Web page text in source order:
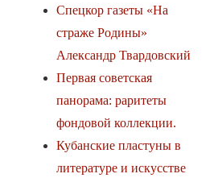
Спецкор газеты «На
страже Родины»
Александр Твардовский
Первая советская
панорама: раритеты
фондовой коллекции.
Кубанские пластуны в
литературе и искусстве